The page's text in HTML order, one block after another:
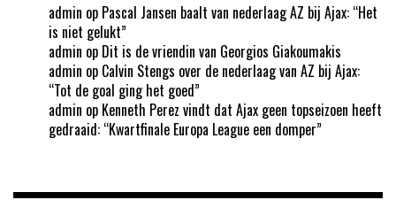
admin op Pascal Jansen baalt van nederlaag AZ bij Ajax: “Het
is niet gelukt”
admin op Dit is de vriendin van Georgios Giakoumakis
admin op Calvin Stengs over de nederlaag van AZ bij Ajax:
“Tot de goal ging het goed”
admin op Kenneth Perez vindt dat Ajax geen topseizoen heeft
gedraaid: “Kwartfinale Europa League een domper”